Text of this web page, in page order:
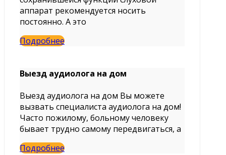
аппарат рекомендуется носить
постоянно. А это
Подробнее
Выезд аудиолога на дом
Выезд аудиолога на дом Вы можете
вызвать специалиста аудиолога на дом!
Часто пожилому, больному человеку
бывает трудно самому передвигаться, а
Подробнее